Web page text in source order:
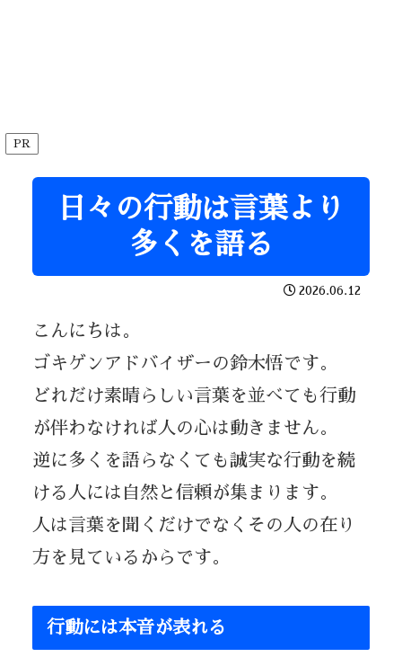
PR
日々の行動は言葉より
多くを語る
2026.06.12
こんにちは。
ゴキゲンアドバイザーの鈴木悟です。
どれだけ素晴らしい言葉を並べても行動
が伴わなければ人の心は動きません。
逆に多くを語らなくても誠実な行動を続
ける人には自然と信頼が集まります。
人は言葉を聞くだけでなくその人の在り
方を見ているからです。
行動には本音が表れる